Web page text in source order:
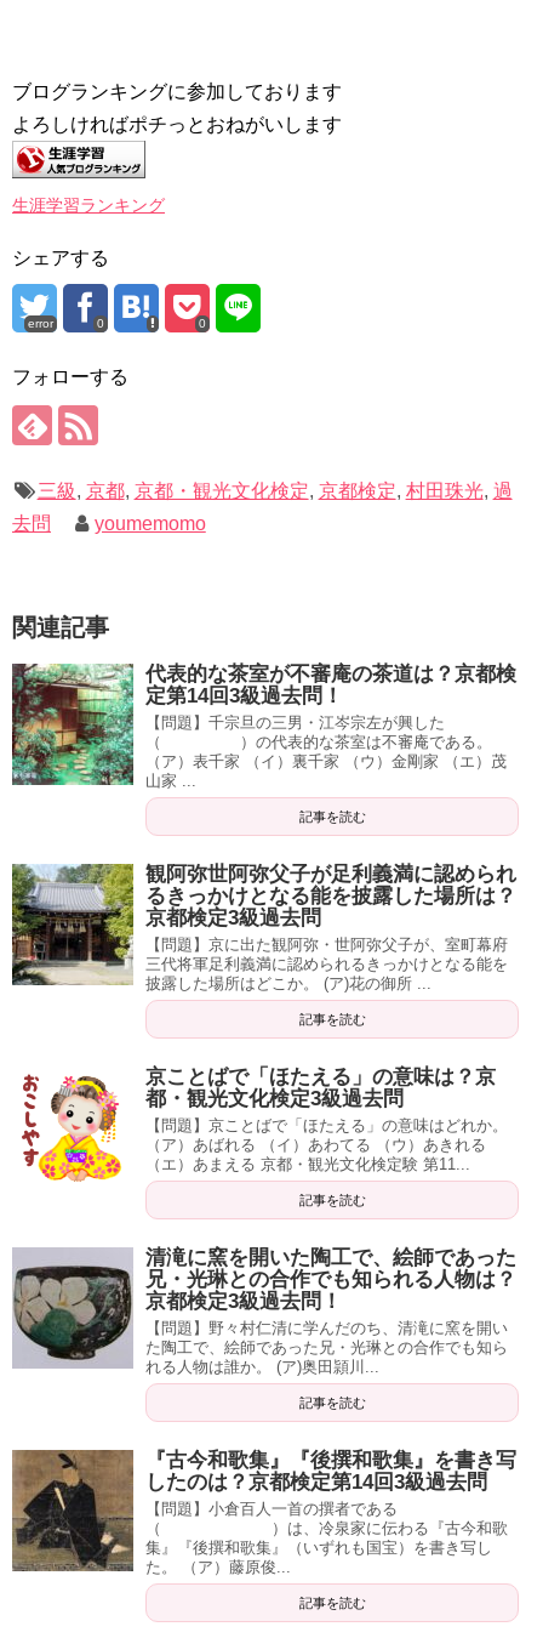
ブログランキングに参加しております
よろしければポチっとおねがいします
生涯学習ランキング
シェアする
error 0 0
フォローする
三級, 京都, 京都・観光文化検定, 京都検定, 村田珠光, 過
去問
youmemomo
関連記事
代表的な茶室が不審庵の茶道は？京都検
定第14回3級過去問！
【問題】千宗旦の三男・江岑宗左が興した
（ ）の代表的な茶室は不審庵である。
（ア）表千家 （イ）裏千家 （ウ）金剛家 （エ）茂
山家 ...
記事を読む
観阿弥世阿弥父子が足利義満に認められ
るきっかけとなる能を披露した場所は？
京都検定3級過去問
【問題】京に出た観阿弥・世阿弥父子が、室町幕府
三代将軍足利義満に認められるきっかけとなる能を
披露した場所はどこか。 (ア)花の御所 ...
記事を読む
京ことばで「ほたえる」の意味は？京
都・観光文化検定3級過去問
【問題】京ことばで「ほたえる」の意味はどれか。
（ア）あばれる （イ）あわてる （ウ）あきれる
（エ）あまえる 京都・観光文化検定験 第11...
記事を読む
清滝に窯を開いた陶工で、絵師であった
兄・光琳との合作でも知られる人物は？
京都検定3級過去問！
【問題】野々村仁清に学んだのち、清滝に窯を開い
た陶工で、絵師であった兄・光琳との合作でも知ら
れる人物は誰か。 (ア)奥田頴川...
記事を読む
『古今和歌集』『後撰和歌集』を書き写
したのは？京都検定第14回3級過去問
【問題】小倉百人一首の撰者である
（ ）は、冷泉家に伝わる『古今和歌
集』『後撰和歌集』（いずれも国宝）を書き写し
た。 （ア）藤原俊...
記事を読む